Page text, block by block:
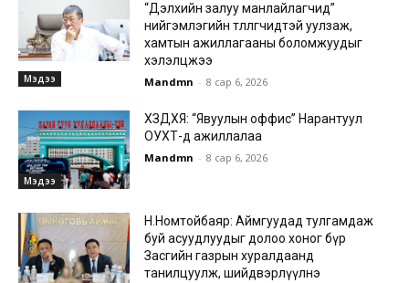
Мэдээ
“Дэлхийн залуу манлайлагчид”
нийгэмлэгийн төлөөлөгчидтэй уулзаж,
хамтын ажиллагааны боломжуудыг
хэлэлцжээ
Mandmn - 8 сар 6, 2026
Мэдээ
ХЗДХЯ: “Явуулын оффис” Нарантуул
ОУХТ-д ажиллалаа
Mandmn - 8 сар 6, 2026
Н.Номтойбаяр: Аймгуудад тулгамдаж
буй асуудлуудыг долоо хоног бүр
Засгийн газрын хуралдаанд
танилцуулж, шийдвэрлүүлнэ